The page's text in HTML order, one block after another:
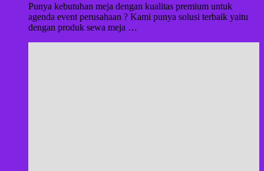
Punya kebutuhan meja dengan kualitas premium untuk
agenda event perusahaan ? Kami punya solusi terbaik yaitu
dengan produk sewa meja …